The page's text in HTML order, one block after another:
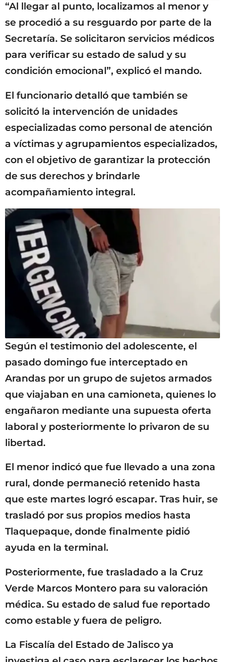
“Al llegar al punto, localizamos al menor y
se procedió a su resguardo por parte de la
Secretaría. Se solicitaron servicios médicos
para verificar su estado de salud y su
condición emocional”, explicó el mando.
El funcionario detalló que también se
solicitó la intervención de unidades
especializadas como personal de atención
a víctimas y agrupamientos especializados,
con el objetivo de garantizar la protección
de sus derechos y brindarle
acompañamiento integral.
Según el testimonio del adolescente, el
pasado domingo fue interceptado en
Arandas por un grupo de sujetos armados
que viajaban en una camioneta, quienes lo
engañaron mediante una supuesta oferta
laboral y posteriormente lo privaron de su
libertad.
El menor indicó que fue llevado a una zona
rural, donde permaneció retenido hasta
que este martes logró escapar. Tras huir, se
trasladó por sus propios medios hasta
Tlaquepaque, donde finalmente pidió
ayuda en la terminal.
Posteriormente, fue trasladado a la Cruz
Verde Marcos Montero para su valoración
médica. Su estado de salud fue reportado
como estable y fuera de peligro.
La Fiscalía del Estado de Jalisco ya